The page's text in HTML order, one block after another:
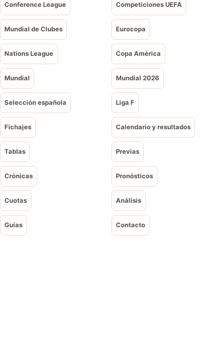
Conference League Competiciones UEFA
Mundial de Clubes Eurocopa
Nations League Copa América
Mundial Mundial 2026
Selección española Liga F
Fichajes Calendario y resultados
Tablas Previas
Crónicas Pronósticos
Cuotas Análisis
Guías Contacto